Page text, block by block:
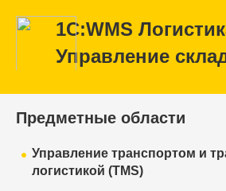
1С:WMS
Управление
Предметные области
Управление транспортом и
логистикой (TMS)